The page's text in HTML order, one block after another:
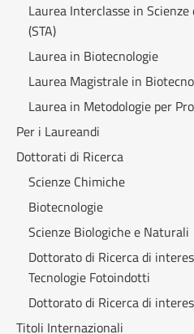
Laurea Interclasse in
(STA)
Laurea in Biotecnologie
Laurea Magistrale in
Laurea in Metodologie per
Per i Laureandi
Dottorati di Ricerca
Scienze Chimiche
Biotecnologie
Scienze Biologiche e Naturali
Dottorato di Ricerca di
Tecnologie Fotoindotti
Dottorato di Ricerca di
Titoli Internazionali